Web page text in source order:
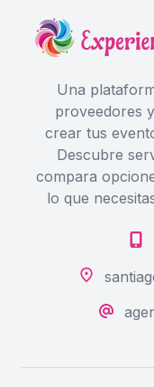
Una
proveedores
crear tus
Descubre
compara
lo que